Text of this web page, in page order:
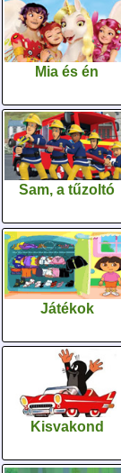
Mia és én
Sam, a tűzoltó
Játékok
Kisvakond